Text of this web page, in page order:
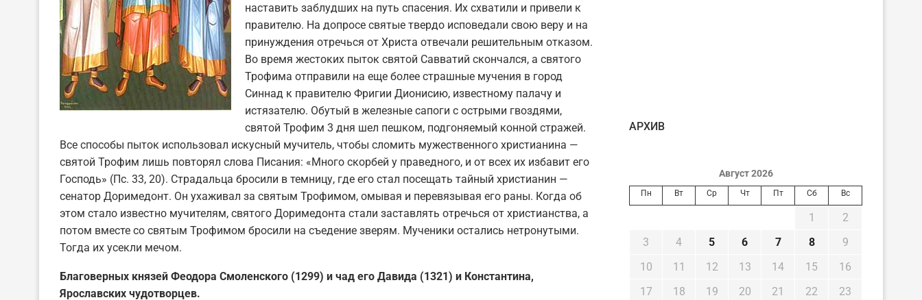
наставить заблудших на путь спасения. Их схватили и привели к
правителю. На допросе святые твердо исповедали свою веру и на
принуждения отречься от Христа отвечали решительным отказом.
Во время жестоких пыток святой Савватий скончался, а святого
Трофима отправили на еще более страшные мучения в город
Синнад к правителю Фригии Дионисию, известному палачу и
истязателю. Обутый в железные сапоги с острыми гвоздями,
святой Трофим 3 дня шел пешком, подгоняемый конной стражей.
Все способы пыток использовал искусный мучитель, чтобы сломить мужественного христианина —
святой Трофим лишь повторял слова Писания: «Много скорбей у праведного, и от всех их избавит его
Господь» (Пс. 33, 20). Страдальца бросили в темницу, где его стал посещать тайный христианин —
сенатор Доримедонт. Он ухаживал за святым Трофимом, омывая и перевязывая его раны. Когда об
этом стало известно мучителям, святого Доримедонта стали заставлять отречься от христианства, а
потом вместе со святым Трофимом бросили на съедение зверям. Мученики остались нетронутыми.
Тогда их усекли мечом.
Благоверных князей Феодора Смоленского (1299) и чад его Давида (1321) и Константина,
Ярославских чудотворцев.
AРХИВ
Август 2026
Пн Вт Ср Чт Пт Сб Вс
1
2
3
4 5 6 7 8
9
10
11 12 13 14 15
16
17
18 19 20 21 22
23